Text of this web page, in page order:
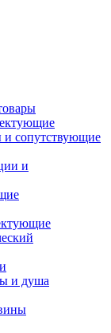
и сопутствующие
и
и душа